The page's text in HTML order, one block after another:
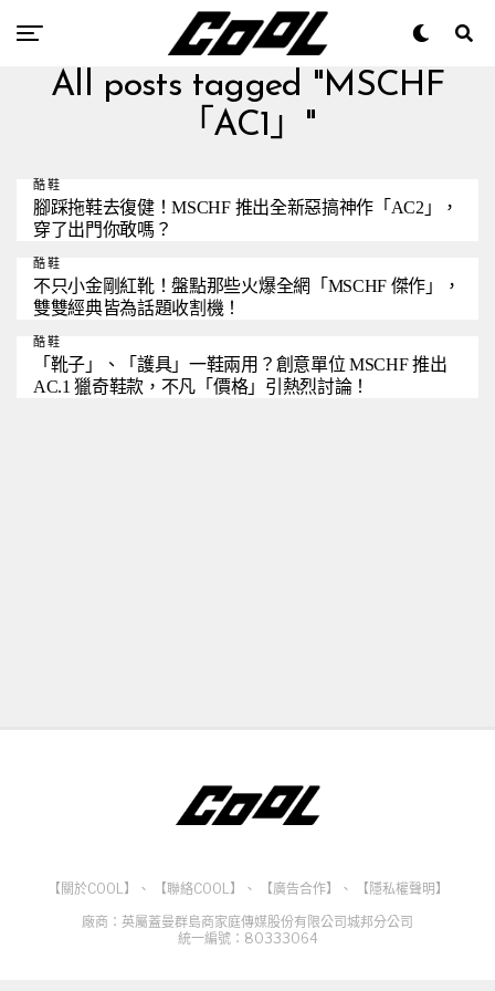
All posts tagged "MSCHF
「AC1」"
酷鞋
腳踩拖鞋去復健！MSCHF 推出全新惡搞神作「AC2」，
穿了出門你敢嗎？
酷鞋
不只小金剛紅靴！盤點那些火爆全網「MSCHF 傑作」，
雙雙經典皆為話題收割機！
酷鞋
「靴子」、「護具」一鞋兩用？創意單位 MSCHF 推出
AC.1 獵奇鞋款，不凡「價格」引熱烈討論！
【關於COOL】 、 【聯絡COOL】 、 【廣告合作】 、
【隱私權聲明】
廠商：英屬蓋曼群島商家庭傳媒股份有限公司城邦分公司
統一編號：80333064